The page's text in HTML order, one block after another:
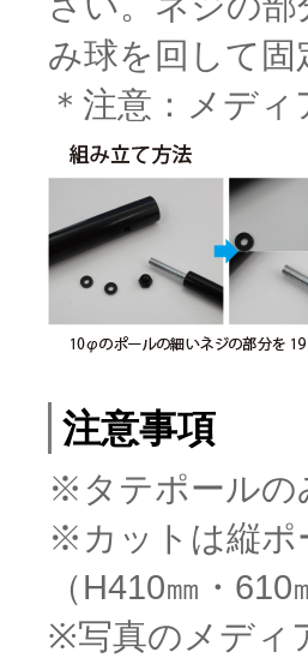
み球を回して固
＊注意：メデ
注意事項
※タテポールの
※カットは縦ポ
（H410㎜・
※写真のメディ